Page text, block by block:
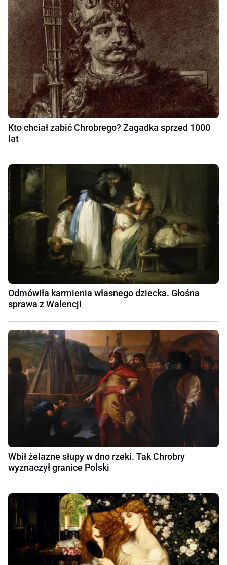
Kto chciał zabić Chrobrego? Zagadka sprzed 1000
lat
Odmówiła karmienia własnego dziecka. Głośna
sprawa z Walencji
Wbił żelazne słupy w dno rzeki. Tak Chrobry
wyznaczył granice Polski